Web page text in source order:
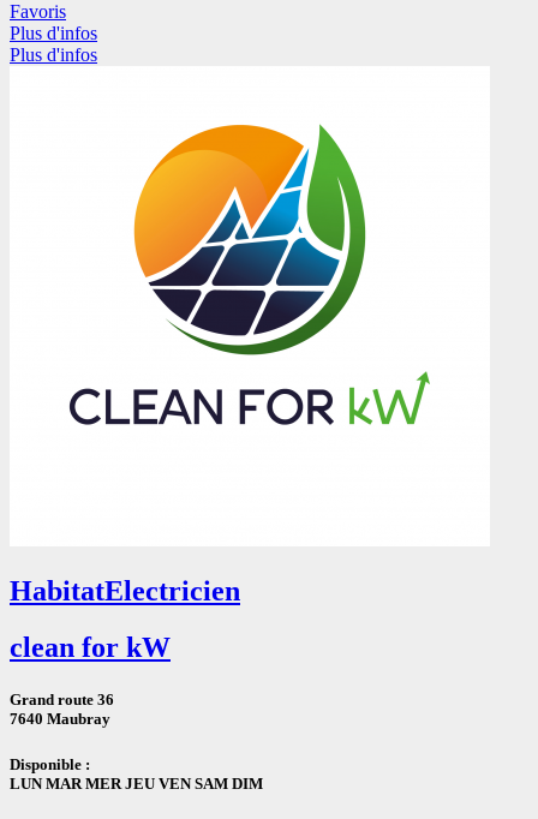
Favoris
Plus d'infos
Plus d'infos
HabitatElectricien
clean for kW
Grand route 36
7640 Maubray
Disponible :
LUN MAR MER JEU VEN SAM DIM